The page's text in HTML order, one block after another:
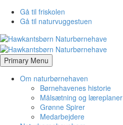
Gå til friskolen
Gå til naturvuggestuen
Primary Menu
Om naturbørnehaven
Børnehavenes historie
Målsætning og læreplaner
Grønne Spirer
Medarbejdere